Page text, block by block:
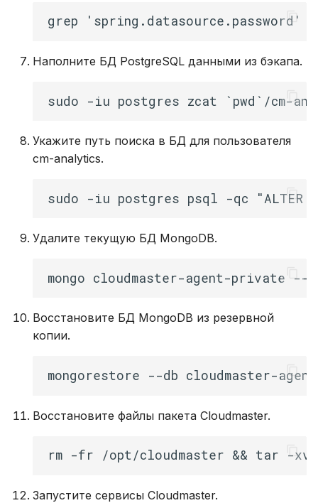
Наполните БД PostgreSQL данными из бэкапа.
Укажите путь поиска в БД для пользователя
cm-analytics.
Удалите текущую БД MongoDB.
Восстановите БД MongoDB из резервной
копии.
Восстановите файлы пакета Cloudmaster.
Запустите сервисы Cloudmaster.